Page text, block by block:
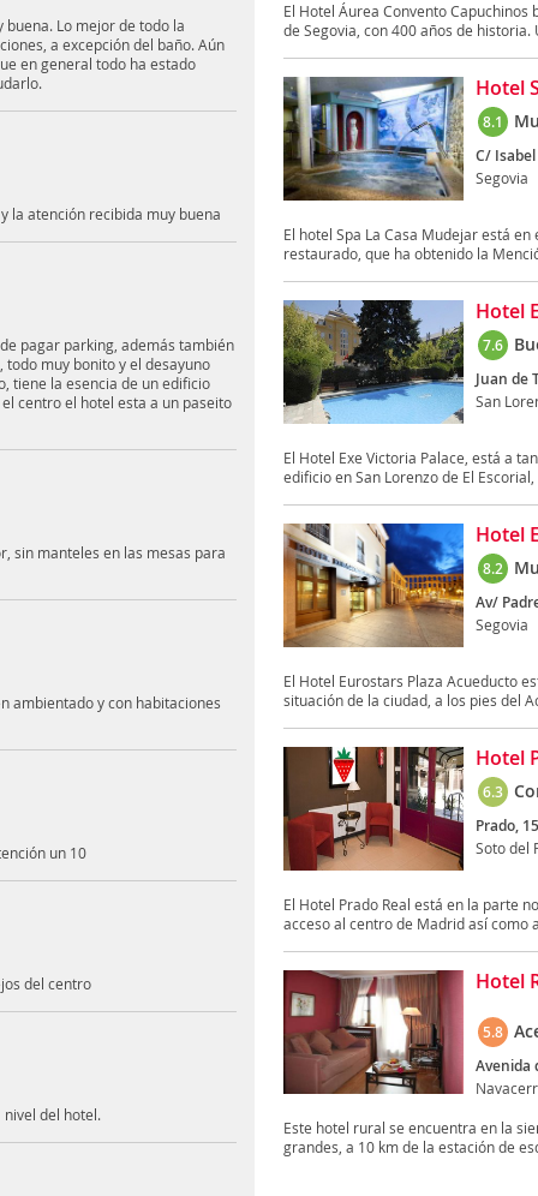
Lo mejor de todo la
a excepción del baño. Aún
en general todo ha estado
la atención recibida muy buena
pagar parking, además también
muy bonito y el desayuno
tiene la esencia de un edificio
centro el hotel esta a un paseito
sin manteles en las mesas para
ambientado y con habitaciones
un 10
del centro
del hotel.
El Hotel Áurea Convento
de Segovia, con 400 años de historia.
Hotel
8.1
C/
Segovia
El hotel Spa La Casa Mudejar está
restaurado, que ha obtenido la
Hotel
7.6
Juan de
San
El Hotel Exe Victoria Palace, está a
edificio en San Lorenzo de El Escorial,
Hotel
8.2
Av/
Segovia
El Hotel Eurostars Plaza Acueducto
situación de la ciudad, a los pies del
Hotel
6.3
Prado,
Soto del
El Hotel Prado Real está en la parte
acceso al centro de Madrid así como
Hotel
5.8
Avenida
Este hotel rural se encuentra en la
grandes, a 10 km de la estación de